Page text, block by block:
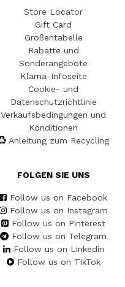
Store Locator
Gift Card
Größentabelle
Rabatte und
Sonderangebote
Klarna-Infoseite
Cookie- und
Datenschutzrichtlinie
Verkaufsbedingungen und
Konditionen
Anleitung zum Recycling
FOLGEN SIE UNS
Follow us on Facebook
Follow us on Instagram
Follow us on Pinterest
Follow us on Telegram
Follow us on Linkedin
Follow us on TikTok